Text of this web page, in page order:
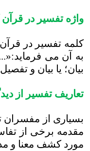
واژه تفسیر در
به آن می
بیان؛ یا بیان و
تعاریف تفسیر از
بسیاری از مفسران
مقدمه برخی از
مورد کشف معنا و